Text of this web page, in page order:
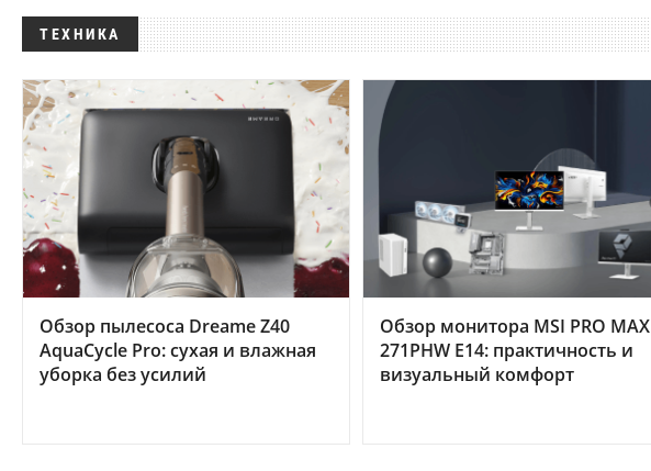
ТЕХНИКА
Обзор пылесоса Dreame Z40
AquaCycle Pro: сухая и влажная
уборка без усилий
Обзор монитора MSI PRO MAX
271PHW E14: практичность и
визуальный комфорт